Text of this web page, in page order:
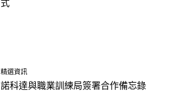
式
精選資訊
諾科達與職業訓練局簽署合作備忘錄